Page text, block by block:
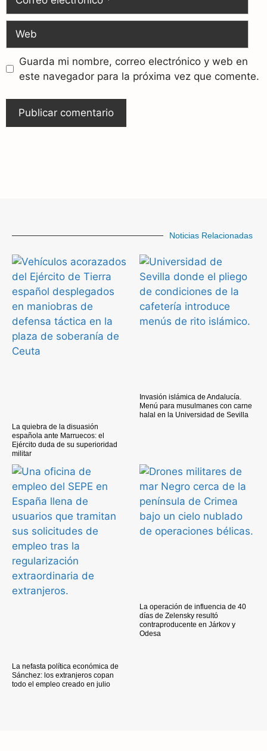
Guarda mi nombre, correo electrónico y web en
este navegador para la próxima vez que comente.
Noticias Relacionadas
La quiebra de la disuasión
española ante Marruecos: el
Ejército duda de su superioridad
militar
Invasión islámica de Andalucía.
Menú para musulmanes con carne
halal en la Universidad de Sevilla
La nefasta política económica de
Sánchez: los extranjeros copan
todo el empleo creado en julio
La operación de influencia de 40
días de Zelensky resultó
contraproducente en Járkov y
Odesa